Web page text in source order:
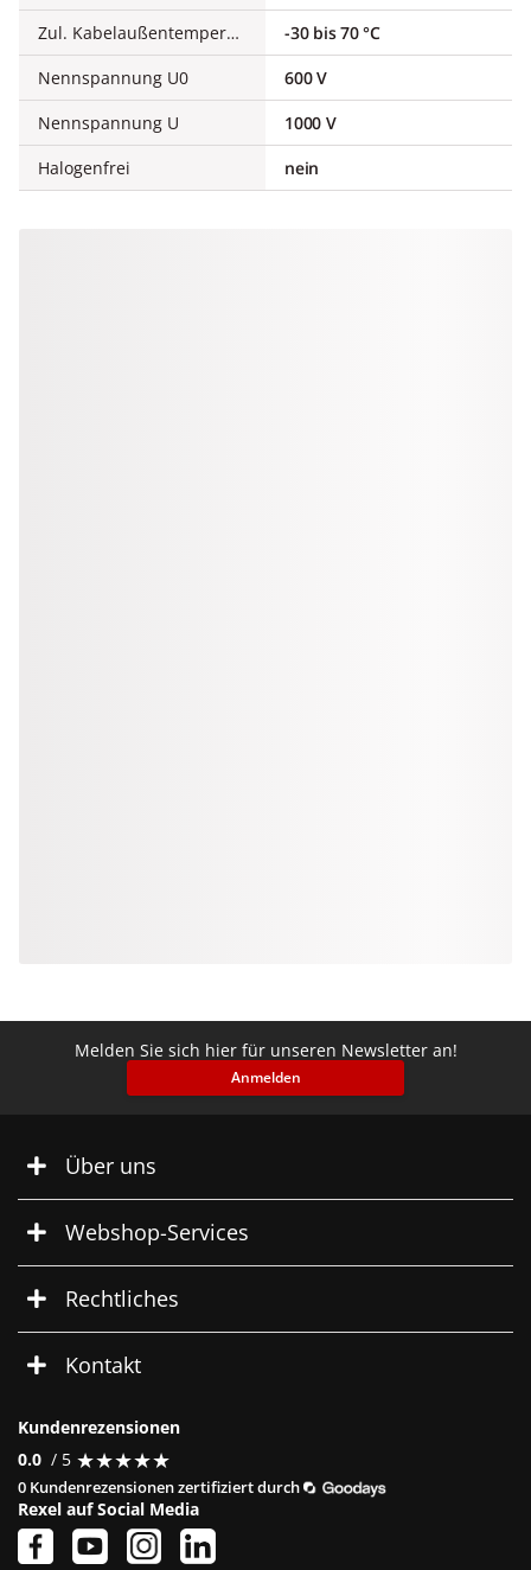
Zul. Kabelaußentemperatur nach Montage ohne Erschütterung
-30 bis 70 °C
Nennspannung U0
600 V
Nennspannung U
1000 V
Halogenfrei
nein
Melden Sie sich hier für unseren Newsletter an!
Anmelden
Über uns
Webshop-Services
Rechtliches
Kontakt
Kundenrezensionen
0.0 / 5 ★★★★★
★★★★★
0 Kundenrezensionen zertifiziert durch
Rexel auf Social Media